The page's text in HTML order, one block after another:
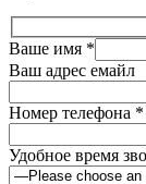
Ваше имя *
Ваш адрес емайл
Номер телефона *
Удобное время